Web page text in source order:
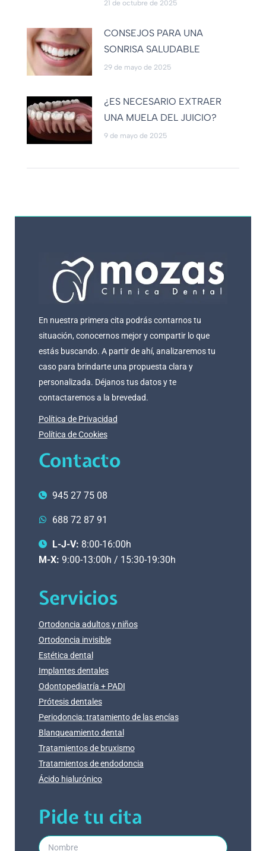
21 de octubre de 2025
CONSEJOS PARA UNA
SONRISA SALUDABLE
29 de mayo de 2025
¿ES NECESARIO EXTRAER
UNA MUELA DEL JUICIO?
9 de mayo de 2025
En nuestra primera cita podrás contarnos tu
situación, conocernos mejor y compartir lo que
estás buscando. A partir de ahí, analizaremos tu
caso para brindarte una propuesta clara y
personalizada. Déjanos tus datos y te
contactaremos a la brevedad.
Política de Privacidad
Política de Cookies
Contacto
945 27 75 08
688 72 87 91
L-J-V: 8:00-16:00h
M-X: 9:00-13:00h / 15:30-19:30h
Servicios
Ortodoncia adultos y niños
Ortodoncia invisible
Estética dental
Implantes dentales
Odontopediatría + PADI
Prótesis dentales
Periodoncia: tratamiento de las encías
Blanqueamiento dental
Tratamientos de bruxismo
Tratamientos de endodoncia
Ácido hialurónico
Pide tu cita